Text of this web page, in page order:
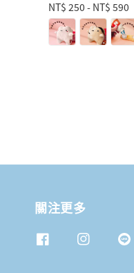
Regular
price
NT$ 250 - NT$ 590
關注更多